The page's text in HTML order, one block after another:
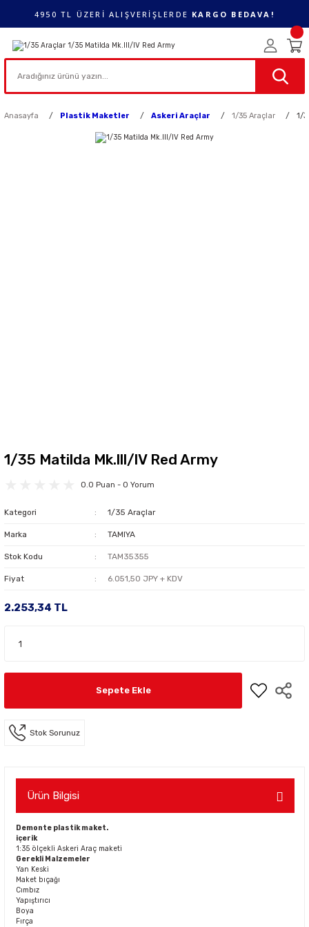
4950 TL ÜZERİ ALIŞVERİŞLERDE KARGO BEDAVA!
Anasayfa Plastik Maketler Askeri Araçlar 1/35 Araçlar 1/
1/35 Matilda Mk.lll/lV Red Army
0.0 Puan - 0 Yorum
Kategori 1/35 Araçlar
Marka TAMIYA
Stok Kodu TAM35355
Fiyat 6.051,50 JPY + KDV
2.253,34 TL
Sepete Ekle
Stok Sorunuz
Ürün Bilgisi
Demonte plastik maket.
içerik
1:35 ölçekli Askeri Araç maketi
Gerekli Malzemeler
Yan Keski
Maket bıçağı
Cımbız
Yapıştırıcı
Boya
Fırça